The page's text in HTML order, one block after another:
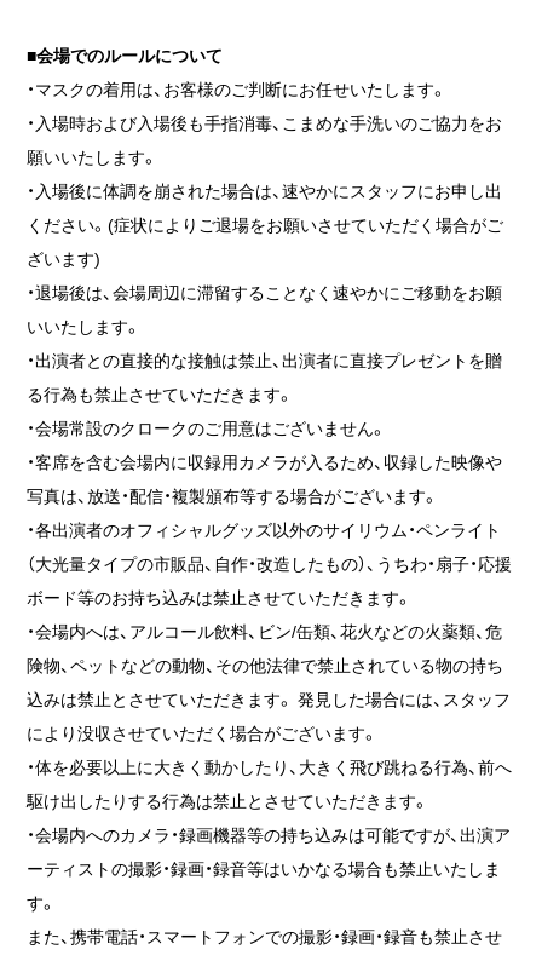
■会場でのルールについて
・マスクの着用は、お客様のご判断にお任せいたします。
・入場時および入場後も手指消毒、こまめな手洗いのご協力をお
願いいたします。
・入場後に体調を崩された場合は、速やかにスタッフにお申し出
ください。(症状によりご退場をお願いさせていただく場合がご
ざいます)
・退場後は、会場周辺に滞留することなく速やかにご移動をお願
いいたします。
・出演者との直接的な接触は禁止、出演者に直接プレゼントを贈
る行為も禁止させていただきます。
・会場常設のクロークのご用意はございません。
・客席を含む会場内に収録用カメラが入るため、収録した映像や
写真は、放送・配信・複製頒布等する場合がございます。
・各出演者のオフィシャルグッズ以外のサイリウム・ペンライト
（大光量タイプの市販品、自作・改造したもの）、うちわ・扇子・応援
ボード等のお持ち込みは禁止させていただきます。
・会場内へは、アルコール飲料、ビン/缶類、花火などの火薬類、危
険物、ペットなどの動物、その他法律で禁止されている物の持ち
込みは禁止とさせていただきます。 発見した場合には、スタッフ
により没収させていただく場合がございます。
・体を必要以上に大きく動かしたり、大きく飛び跳ねる行為、前へ
駆け出したりする行為は禁止とさせていただきます。
・会場内へのカメラ・録画機器等の持ち込みは可能ですが、出演ア
ーティストの撮影・録画・録音等はいかなる場合も禁止いたしま
す。
また、携帯電話・スマートフォンでの撮影・録画・録音も禁止させ